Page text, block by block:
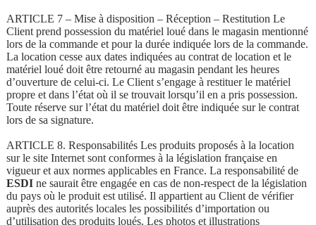
ARTICLE 7 – Mise à disposition – Réception – Restitution Le
Client prend possession du matériel loué dans le magasin mentionné
lors de la commande et pour la durée indiquée lors de la commande.
La location cesse aux dates indiquées au contrat de location et le
matériel loué doit être retourné au magasin pendant les heures
d’ouverture de celui-ci. Le Client s’engage à restituer le matériel
propre et dans l’état où il se trouvait lorsqu’il en a pris possession.
Toute réserve sur l’état du matériel doit être indiquée sur le contrat
lors de sa signature.
ARTICLE 8. Responsabilités Les produits proposés à la location
sur le site Internet sont conformes à la législation française en
vigueur et aux normes applicables en France. La responsabilité de
ESDIne saurait être engagée en cas de non-respect de la législation
du pays où le produit est utilisé. Il appartient au Client de vérifier
auprès des autorités locales les possibilités d’importation ou
d’utilisation des produits loués. Les photos et illustrations